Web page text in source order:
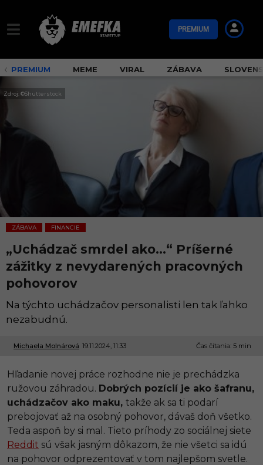
PREMIUM
PREMIUM MEME VIRAL ZÁBAVA
Zdroj: ©Shutterstock
ZÁBAVA
,
FINANCIE
„Uchádzač smrdel ako…“ Príšerné
zážitky z nevydarených pracovných
pohovorov
Na týchto uchádzačov personalisti len tak ľahko
nezabudnú.
Michaela Molnárová 19.11.2024, 11:33
1
1
.
2
2
4
1
2
Čas čítania: 5 min
Hľadanie novej práce rozhodne nie je prechádzka
ružovou záhradou. Dobrých pozícií je ako šafranu,
uchádzačov ako maku, takže ak sa ti podarí
prebojovať až na osobný pohovor, dávaš doň všetko.
Teda aspoň by si mal. Tieto príhody zo sociálnej siete
Reddit sú však jasným dôkazom, že nie všetci sa idú
na pohovor odprezentovať v tom najlepšom svetle.